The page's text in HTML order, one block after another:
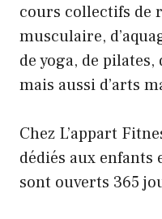
cours collectifs de
musculaire,
de yoga, de
mais aussi d’arts
Chez L’appart
dédiés aux enfants
sont ouverts 365